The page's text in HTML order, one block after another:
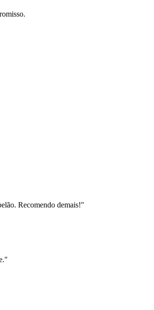
Recomendo demais!"
"